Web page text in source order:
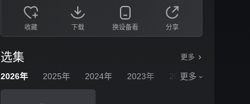
收藏 下载 换设备看 分享
选集 更多
2026年 2025年 2024年 2023年 2022年
更多